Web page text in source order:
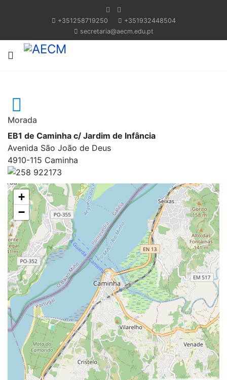
+351258719250
+351932448504
secretaria@aecm.edu.pt
Morada
EB1 de Caminha c/ Jardim de Infância
Avenida São João de Deus
4910-115 Caminha
258 922173
+
−